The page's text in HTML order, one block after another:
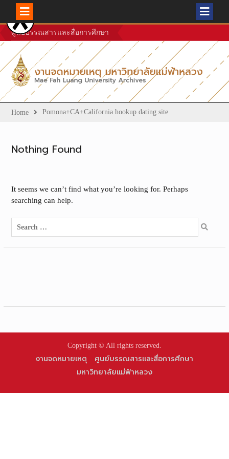
Skip
to
content
ศูนย์บรรณสารและสื่อการศึกษา
Home Pomona+CA+California hookup dating site
Nothing Found
It seems we can’t find what you’re looking for. Perhaps
searching can help.
Search
for:
Copyright © All rights reserved.
งานจดหมายเหตุ
ศูนย์บรรณสารและสื่อการศึกษา
มหาวิทยาลัยแม่ฟ้าหลวง